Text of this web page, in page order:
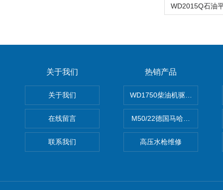
关于我们
关于我们
在线留言
联系我们
热销产品
WD1750柴油机驱动高压清洗
M50/22德国马哈高压清洗机
高压水枪维修